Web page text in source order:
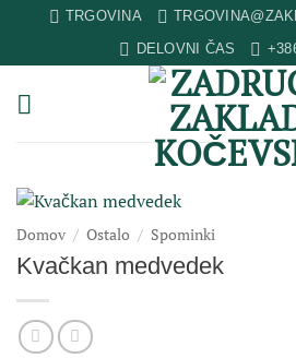
content
TRGOVINA
DELOVNI ČAS
Domov / Ostalo / Spominki
Kvačkan medvedek